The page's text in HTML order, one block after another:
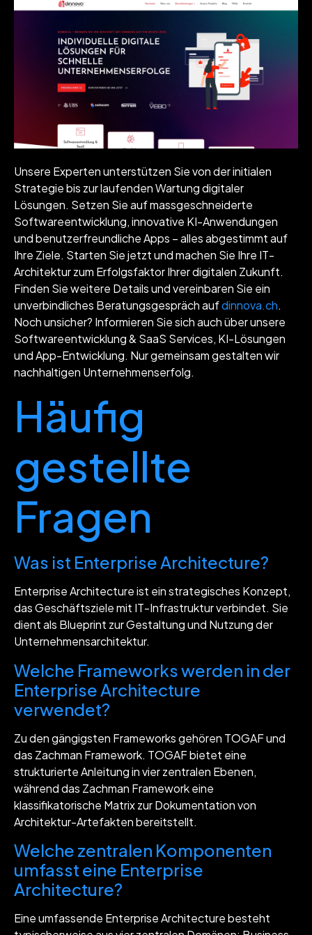
Unsere Experten unterstützen Sie von der initialen
Strategie bis zur laufenden Wartung digitaler
Lösungen. Setzen Sie auf massgeschneiderte
Softwareentwicklung, innovative KI-Anwendungen
und benutzerfreundliche Apps – alles abgestimmt auf
Ihre Ziele. Starten Sie jetzt und machen Sie Ihre IT-
Architektur zum Erfolgsfaktor Ihrer digitalen Zukunft.
Finden Sie weitere Details und vereinbaren Sie ein
unverbindliches Beratungsgespräch aufdinnova.ch.
Noch unsicher? Informieren Sie sich auch über unsere
Softwareentwicklung & SaaS Services, KI-Lösungen
und App-Entwicklung. Nur gemeinsam gestalten wir
nachhaltigen Unternehmenserfolg.
Häufig
gestellte
Fragen
Was ist Enterprise Architecture?
Enterprise Architecture ist ein strategisches Konzept,
das Geschäftsziele mit IT-Infrastruktur verbindet. Sie
dient als Blueprint zur Gestaltung und Nutzung der
Unternehmensarchitektur.
Welche Frameworks werden in der
Enterprise Architecture
verwendet?
Zu den gängigsten Frameworks gehören TOGAF und
das Zachman Framework. TOGAF bietet eine
strukturierte Anleitung in vier zentralen Ebenen,
während das Zachman Framework eine
klassifikatorische Matrix zur Dokumentation von
Architektur-Artefakten bereitstellt.
Welche zentralen Komponenten
umfasst eine Enterprise
Architecture?
Eine umfassende Enterprise Architecture besteht